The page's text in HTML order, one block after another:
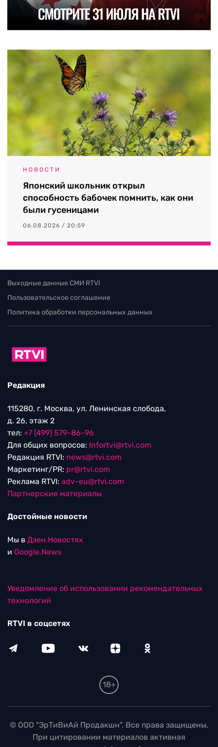
НОВОСТИ
Японский школьник открыл
способность бабочек помнить, как они
были гусеницами
06.08.2026 / 20:59
Выходные данные СМИ RTVI
Пользовательское соглашение
Политика обработки персональных данных
Редакция
115280, г. Москва, ул. Ленинская слобода,
д. 26, этаж 2
тел: +7 (499) 579-86-96
Для общих вопросов: Infortvi@rtvi.com
Редакция RTVI: news@rtvi.com
Маркетинг/PR: pr@rtvi.com
Реклама RTVI: adv-eu@rtvi.com
Партнерские материалы
Достойные новости
Мы в Дзен.Новостях
и Google.News
Уведомление об использовании рекомендательных
технологий
RTVI в соцсетях
18+
© ООО "ЭрТиВиАй Продакшн". Все права защищены.
При цитировании материалов активная